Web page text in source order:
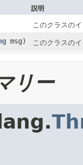
説明
このクラスの
msg) このクラスの
リー